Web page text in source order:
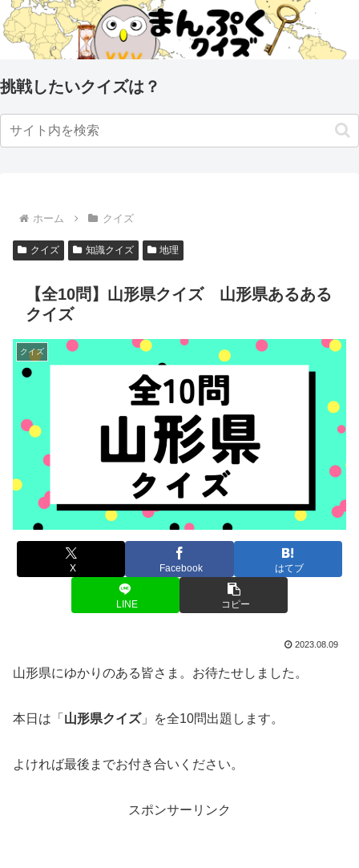
挑戦したいクイズは？
ホーム クイズ
クイズ 知識クイズ 地理
【全10問】山形県クイズ 山形県あるある
クイズ
クイズ
X Facebook はてブ
LINE コピー
2023.08.09
山形県にゆかりのある皆さま。お待たせしました。
本日は「 山形県クイズ」を全10問出題します。
よければ最後までお付き合いください。
スポンサーリンク